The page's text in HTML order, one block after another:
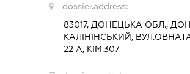
dossier.address:
83017, ДОНЕЦЬКА ОБЛ.,
КАЛІНІНСЬКИЙ,
22 А, КІМ.307